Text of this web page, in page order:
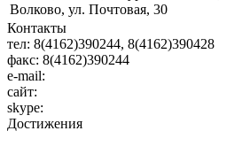
Волково, ул. Почтовая, 30
Контакты
тел: 8(4162)390244, 8(4162)390428
факс: 8(4162)390244
e-mail:
сайт:
skype:
Достижения